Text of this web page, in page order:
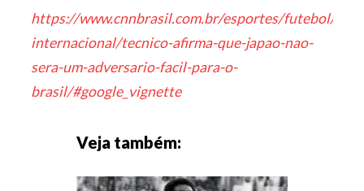
https://www.cnnbrasil.com.br/esportes/futebol/
internacional/tecnico-afirma-que-japao-nao-
sera-um-adversario-facil-para-o-
brasil/#google_vignette
Veja também: